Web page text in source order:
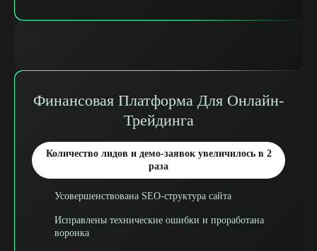
Финансовая Платформа Для Онлайн-
Трейдинга
Количество лидов и демо-заявок увеличилось в 2
раза
Усовершенствована SEO-структура сайта
Исправлены технические ошибки и проработана
воронка